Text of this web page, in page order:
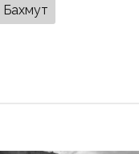
Бахмут